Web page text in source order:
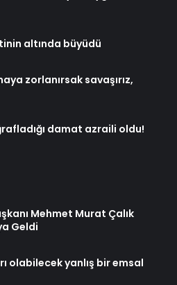
altında büyüdü
zorlanırsak savaşırız,
damat azraili oldu!
Mehmet Murat Çalık
Geldi
olabilecek yanlış bir emsal